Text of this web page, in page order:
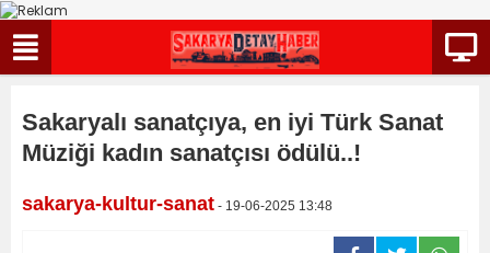
Sakaryalı sanatçıya, en iyi Türk Sanat
Müziği kadın sanatçısı ödülü..!
sakarya-kultur-sanat - 19-06-2025 13:48